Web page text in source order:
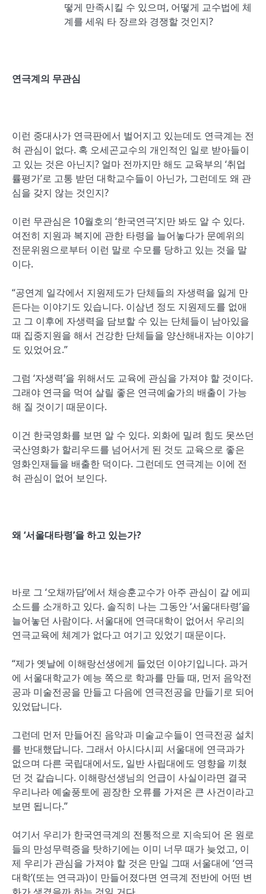
떻게 만족시킬 수 있으며, 어떻게 교수법에 체
계를 세워 타 장르와 경쟁할 것인지?
연극계의 무관심
이런 중대사가 연극판에서 벌어지고 있는데도 연극계는 전
혀 관심이 없다. 혹 오세곤교수의 개인적인 일로 받아들이
고 있는 것은 아닌지? 얼마 전까지만 해도 교육부의 ‘취업
률평가’로 고통 받던 대학교수들이 아닌가, 그런데도 왜 관
심을 갖지 않는 것인지?
이런 무관심은 10월호의 ‘한국연극’지만 봐도 알 수 있다.
여전히 지원과 복지에 관한 타령을 늘어놓다가 문예위의
전문위원으로부터 이런 말로 수모를 당하고 있는 것을 말
이다.
“공연계 일각에서 지원제도가 단체들의 자생력을 잃게 만
든다는 이야기도 있습니다. 이삼년 정도 지원제도를 없애
고 그 이후에 자생력을 담보할 수 있는 단체들이 남아있을
때 집중지원을 해서 건강한 단체들을 양산해내자는 이야기
도 있었어요.”
그럼 ‘자생력’을 위해서도 교육에 관심을 가져야 할 것이다.
그래야 연극을 먹여 살릴 좋은 연극예술가의 배출이 가능
해 질 것이기 때문이다.
이건 한국영화를 보면 알 수 있다. 외화에 밀려 힘도 못쓰던
국산영화가 할리우드를 넘어서게 된 것도 교육으로 좋은
영화인재들을 배출한 덕이다. 그런데도 연극계는 이에 전
혀 관심이 없어 보인다.
왜 ‘서울대타령’을 하고 있는가?
바로 그 ‘오채까담’에서 채승훈교수가 아주 관심이 갈 에피
소드를 소개하고 있다. 솔직히 나는 그동안 ‘서울대타령’을
늘어놓던 사람이다. 서울대에 연극대학이 없어서 우리의
연극교육에 체계가 없다고 여기고 있었기 때문이다.
“제가 옛날에 이해랑선생에게 들었던 이야기입니다. 과거
에 서울대학교가 예능 쪽으로 학과를 만들 때, 먼저 음악전
공과 미술전공을 만들고 다음에 연극전공을 만들기로 되어
있었답니다.
그런데 먼저 만들어진 음악과 미술교수들이 연극전공 설치
를 반대했답니다. 그래서 아시다시피 서울대에 연극과가
없으며 다른 국립대에서도, 일반 사립대에도 영향을 끼쳤
던 것 같습니다. 이해랑선생님의 언급이 사실이라면 결국
우리나라 예술풍토에 굉장한 오류를 가져온 큰 사건이라고
보면 됩니다.”
여기서 우리가 한국연극계의 전통적으로 지속되어 온 원로
들의 만성무력증을 탓하기에는 이미 너무 때가 늦었고, 이
제 우리가 관심을 가져야 할 것은 만일 그때 서울대에 ‘연극
대학’(또는 연극과)이 만들어졌다면 연극계 전반에 어떤 변